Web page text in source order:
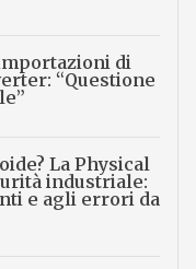
di
“Questione
La Physical
industriale:
e agli errori da